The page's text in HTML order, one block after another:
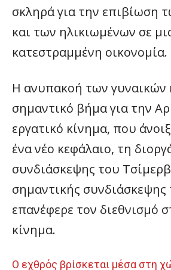
σκληρά για την επιβίωση
και των ηλικιωμένων σε
κατεστραμμένη οικονομία.
Η ανυπακοή των γυναικών
σημαντικό βήμα για την
εργατικό κίνημα, που
ένα νέο κεφάλαιο, τη
συνδιάσκεψης του
σημαντικής
επανέφερε τον διεθνισμό
κίνημα.
Ο εχθρός βρίσκεται μέσα στη